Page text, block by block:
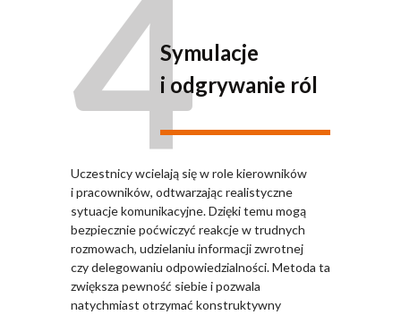
4Symulacje
i odgrywanie ról
Uczestnicy wcielają się w role kierowników
i pracowników, odtwarzając realistyczne
sytuacje komunikacyjne. Dzięki temu mogą
bezpiecznie poćwiczyć reakcje w trudnych
rozmowach, udzielaniu informacji zwrotnej
czy delegowaniu odpowiedzialności. Metoda ta
zwiększa pewność siebie i pozwala
natychmiast otrzymać konstruktywny